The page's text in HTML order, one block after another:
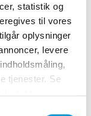
statistik og
til vores
oplysninger
levere
tjenester. Se
i vores
Infrastruktur